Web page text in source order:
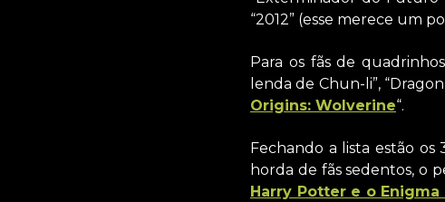
“2012” (esse merece um
Para os fãs de
lenda de Chun-li”,
Origins: Wolverine“.
Fechando a lista estão
horda de fãs sedentos, o
Harry Potter e o